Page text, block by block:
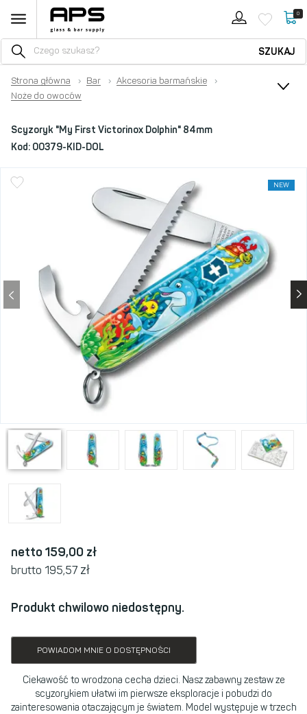
0
SZUKAJ
Strona główna › Bar › Akcesoria barmańskie
›
Noże do owoców
Scyzoryk "My First Victorinox Dolphin" 84mm
Kod: 00379-KID-DOL
NEW
netto 159,00 zł
brutto 195,57 zł
Produkt chwilowo niedostępny.
POWIADOM MNIE O DOSTĘPNOŚCI
Ciekawość to wrodzona cecha dzieci. Nasz zabawny zestaw ze
scyzorykiem ułatwi im pierwsze eksploracje i pobudzi do
zainteresowania otaczającym je światem. Model występuje w trzech